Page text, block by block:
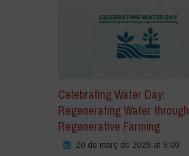
Celebrating Water Day:
Regenerating Water through
Regenerative Farming
20 de març de 2026 at 9:00